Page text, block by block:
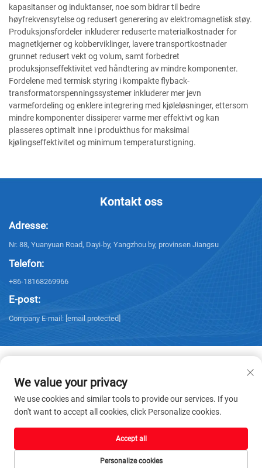
kapasitanser og induktanser, noe som bidrar til bedre
høyfrekvensytelse og redusert generering av elektromagnetisk støy.
Produksjonsfordeler inkluderer reduserte materialkostnader for
magnetkjerner og kobberviklinger, lavere transportkostnader
grunnet redusert vekt og volum, samt forbedret
produksjonseffektivitet ved håndtering av mindre komponenter.
Fordelene med termisk styring i kompakte flyback-
transformatorspenningssystemer inkluderer mer jevn
varmefordeling og enklere integrering med kjøleløsninger, ettersom
mindre komponenter dissiperer varme mer effektivt og kan
plasseres optimalt inne i produkthus for maksimal
kjølingseffektivitet og minimum temperaturstigning.
Kontakt oss
Adresse:
Nr. 88, Yuanyuan Road, Dayi-by, Yangzhou by, provinsen Jiangsu
Telefon:
+86-18168269966
E-post:
Company E-mail: [email protected]
Copyright © 2025 Yangzhou Sanxing Technology CO.,LTD. Alle rettigheter
reservert. -Personvernerklæring
We value your privacy
We use cookies and similar tools to provide our services. If you
don't want to accept all cookies, click Personalize cookies.
Personalize cookies
Accept all